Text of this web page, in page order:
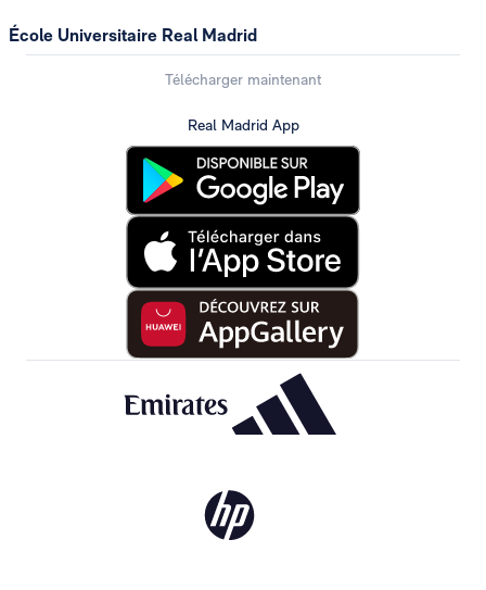
École Universitaire Real Madrid
Télécharger maintenant
Real Madrid App